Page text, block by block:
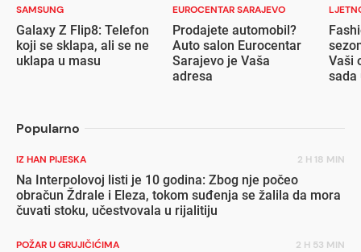
SAMSUNG
Galaxy Z Flip8: Telefon
koji se sklapa, ali se ne
uklapa u masu
EUROCENTAR SARAJEVO
Prodajete automobil?
Auto salon Eurocentar
Sarajevo je Vaša
adresa
Vaši
sada
Popularno
IZ HAN PIJESKA 2 H 18 MIN
Na Interpolovoj listi je 10 godina: Zbog nje počeo
obračun Ždrale i Eleza, tokom suđenja se žalila da mora
čuvati stoku, učestvovala u rijalitiju
POŽAR U GRUJIČIĆIMA 2 H 53 MIN